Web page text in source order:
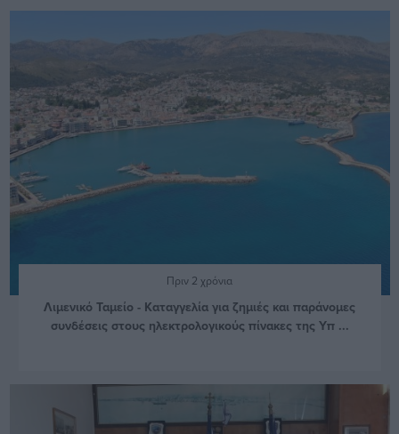
Πριν 2 χρόνια
Λιμενικό Ταμείο - Καταγγελία για ζημιές και παράνομες
συνδέσεις στους ηλεκτρολογικούς πίνακες της Υπ ...